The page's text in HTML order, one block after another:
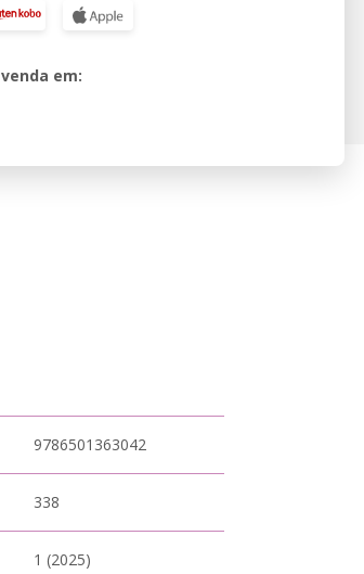
em:
9786501363042
338
1 (2025)